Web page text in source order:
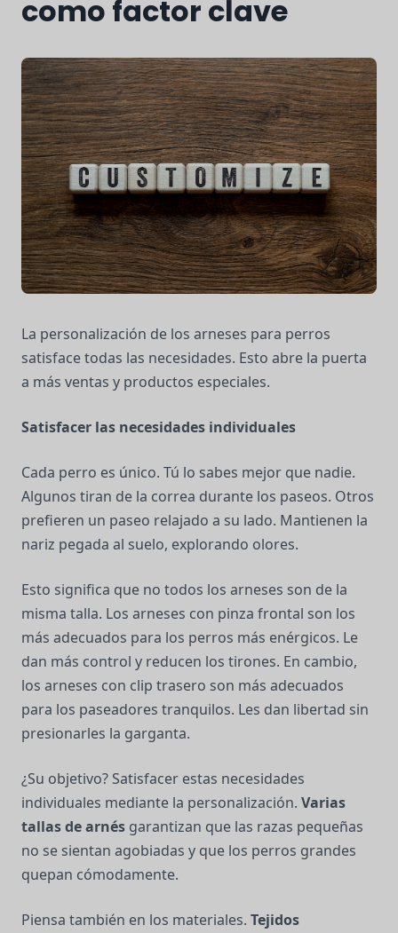
como factor clave
La personalización de los arneses para perros
satisface todas las necesidades. Esto abre la puerta
a más ventas y productos especiales.
Satisfacer las necesidades individuales
Cada perro es único. Tú lo sabes mejor que nadie.
Algunos tiran de la correa durante los paseos. Otros
prefieren un paseo relajado a su lado. Mantienen la
nariz pegada al suelo, explorando olores.
Esto significa que no todos los arneses son de la
misma talla. Los arneses con pinza frontal son los
más adecuados para los perros más enérgicos. Le
dan más control y reducen los tirones. En cambio,
los arneses con clip trasero son más adecuados
para los paseadores tranquilos. Les dan libertad sin
presionarles la garganta.
¿Su objetivo? Satisfacer estas necesidades
individuales mediante la personalización. Varias
tallas de arnés garantizan que las razas pequeñas
no se sientan agobiadas y que los perros grandes
quepan cómodamente.
Piensa también en los materiales. Tejidos